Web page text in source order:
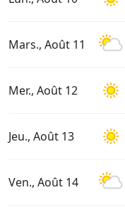
Mars., Août 11
Mer., Août 12
Jeu., Août 13
Ven., Août 14